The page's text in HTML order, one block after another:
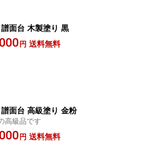
譜面台 木製塗り 黒
円 送料無料
譜面台 高級塗り 金粉
高級品です
円 送料無料